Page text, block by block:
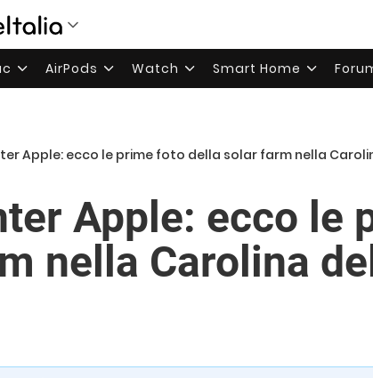
AirPods Watch Smart Home
Apple: ecco le prime foto della solar farm nella
Apple: ecco le
nella Carolina